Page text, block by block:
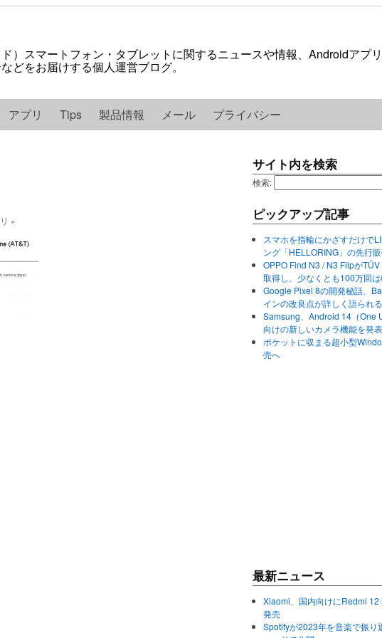
）スマートフォン・タブレットに関するニュースや情報、Androidアプ
どをお届けする個人運営ブログ。
アプリ Tips 製品情報 メール プライバシー
»
サイト内を検索
検索:
ピックアップ記事
スマホを指輪にかざすだけで
ング「HELLORING」の先行
OPPO Find N3 / N3 Flipが
取得し、少なくとも100万回
Google Pixel 8の開発秘話、
インの改良点が詳しく語られる
Samsung、Android 14（One
向けの新しいカメラ機能を発表
ポケットに収まる超小型
売へ
最新ニュース
Xiaomi、国内向けにRedmi
発売
Spotifyが2023年を音楽で振り